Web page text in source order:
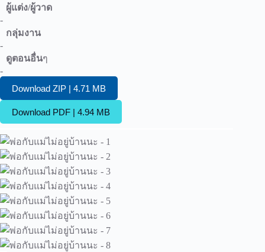
ผู้แต่ง/ผู้วาด
-
กลุ่มงาน
-
ดูตอนอื่นๆ
-
Download ZIP | 4.71 MB
Download PDF | 4.94 MB